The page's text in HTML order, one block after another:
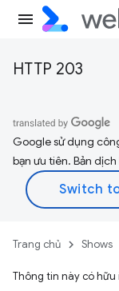
HTTP 203
Google sử dụng
bạn ưu tiên. Bản
Trang chủ Shows
Thông tin này có hữu